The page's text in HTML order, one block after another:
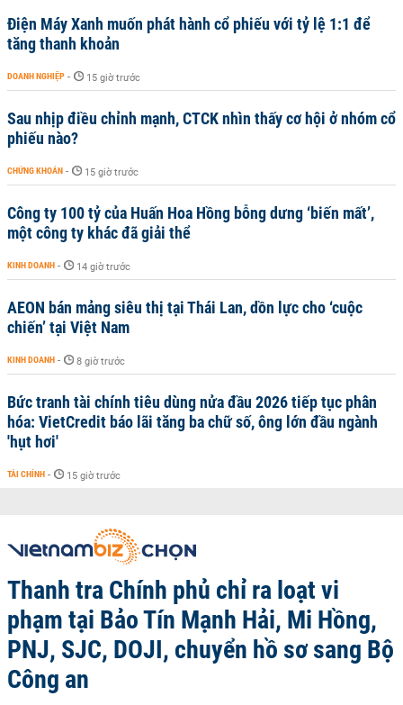
Điện Máy Xanh muốn phát hành cổ phiếu với tỷ lệ 1:1 để
tăng thanh khoản
DOANH NGHIỆP - 15 giờ trước
Sau nhịp điều chỉnh mạnh, CTCK nhìn thấy cơ hội ở nhóm cổ
phiếu nào?
CHỨNG KHOÁN - 15 giờ trước
Công ty 100 tỷ của Huấn Hoa Hồng bỗng dưng ‘biến mất’,
một công ty khác đã giải thể
KINH DOANH - 14 giờ trước
AEON bán mảng siêu thị tại Thái Lan, dồn lực cho ‘cuộc
chiến’ tại Việt Nam
KINH DOANH - 8 giờ trước
Bức tranh tài chính tiêu dùng nửa đầu 2026 tiếp tục phân
hóa: VietCredit báo lãi tăng ba chữ số, ông lớn đầu ngành
'hụt hơi'
TÀI CHÍNH - 15 giờ trước
Thanh tra Chính phủ chỉ ra loạt vi
phạm tại Bảo Tín Mạnh Hải, Mi Hồng,
PNJ, SJC, DOJI, chuyển hồ sơ sang Bộ
Công an